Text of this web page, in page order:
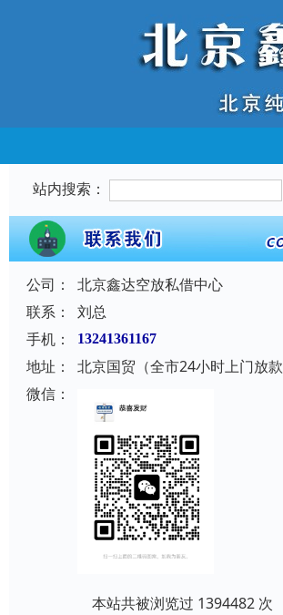
站内搜索：
公司：
北京鑫达空放私借中心
联系：
刘总
手机：
13241361167
地址：
北京国贸（全市24小时上门放款
微信：
本站共被浏览过 1394482 次